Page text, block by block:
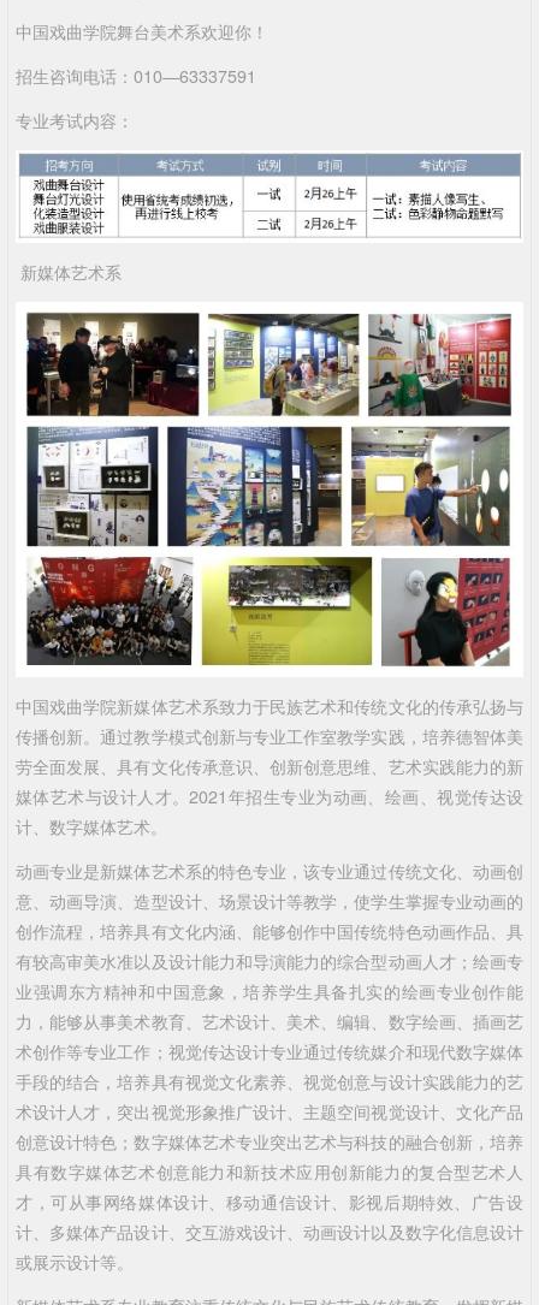
中国戏曲学院舞台美术系欢迎你！
招生咨询电话：010—63337591
专业考试内容：
新媒体艺术系
中国戏曲学院新媒体艺术系致力于民族艺术和传统文化的传承弘扬与
传播创新。通过教学模式创新与专业工作室教学实践，培养德智体美
劳全面发展、具有文化传承意识、创新创意思维、艺术实践能力的新
媒体艺术与设计人才。2021年招生专业为动画、绘画、视觉传达设
计、数字媒体艺术。
动画专业是新媒体艺术系的特色专业，该专业通过传统文化、动画创
意、动画导演、造型设计、场景设计等教学，使学生掌握专业动画的
创作流程，培养具有文化内涵、能够创作中国传统特色动画作品、具
有较高审美水准以及设计能力和导演能力的综合型动画人才；绘画专
业强调东方精神和中国意象，培养学生具备扎实的绘画专业创作能
力，能够从事美术教育、艺术设计、美术、编辑、数字绘画、插画艺
术创作等专业工作；视觉传达设计专业通过传统媒介和现代数字媒体
手段的结合，培养具有视觉文化素养、视觉创意与设计实践能力的艺
术设计人才，突出视觉形象推广设计、主题空间视觉设计、文化产品
创意设计特色；数字媒体艺术专业突出艺术与科技的融合创新，培养
具有数字媒体艺术创意能力和新技术应用创新能力的复合型艺术人
才，可从事网络媒体设计、移动通信设计、影视后期特效、广告设
计、多媒体产品设计、交互游戏设计、动画设计以及数字化信息设计
或展示设计等。